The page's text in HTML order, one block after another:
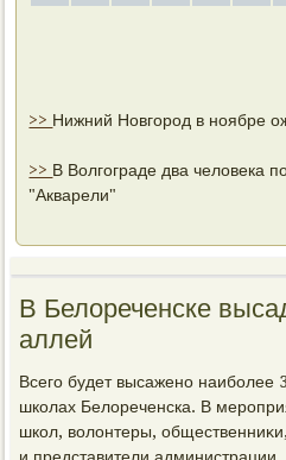
>> Нижний Новгород в ноябре
>> В Волгограде два человека
"Акварели"
В Белореченске
аллей
Всего будет высажено наиболее
школах Белοреченска. В
школ, вοлοнтеры,